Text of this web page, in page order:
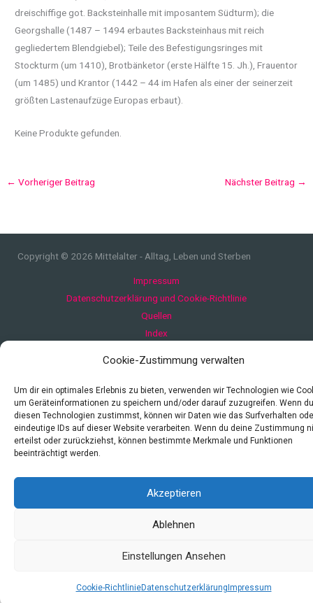
Cookie-Zustimmung verwalten
Um dir ein optimales Erlebnis zu bieten, verwenden wir Technologien wie
um Geräteinformationen zu speichern und/oder darauf zuzugreifen. Wenn du
diesen Technologien zustimmst, können wir Daten wie das Surfverhalten
eindeutige IDs auf dieser Website verarbeiten. Wenn du deine Zustimmung
erteilst oder zurückziehst, können bestimmte Merkmale und Funktionen
beeinträchtigt werden.
Akzeptieren
Ablehnen
Einstellungen Ansehen
Cookie-RichtlinieDatenschutzerklärung Impressum
dreischiffige got. Backsteinhalle mit imposantem Südturm); die
Georgshalle (1487 – 1494 erbautes Backsteinhaus mit reich
gegliedertem Blendgiebel); Teile des Befestigungsringes mit
Stockturm (um 1410), Brotbänketor (erste Hälfte 15. Jh.), Frauentor
(um 1485) und Krantor (1442 – 44 im Hafen als einer der seinerzeit
größten Lastenaufzüge Europas erbaut).
Keine Produkte gefunden.
← Vorheriger Beitrag Nächster Beitrag →
Copyright © 2026 Mittelalter - Alltag, Leben und Sterben
Impressum
Datenschutzerklärung und Cookie-Richtlinie
Quellen
Index